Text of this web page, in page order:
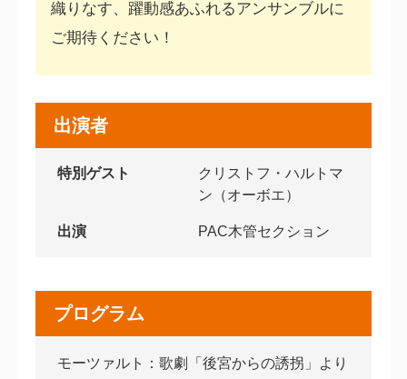
織りなす、躍動感あふれるアンサンブルに
ご期待ください！
出演者
特別ゲスト
クリストフ・ハルトマ
ン（オーボエ）
出演 PAC木管セクション
プログラム
モーツァルト：歌劇「後宮からの誘拐」より